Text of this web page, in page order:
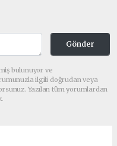
Gönder
bulunuyor ve
ilgili doğrudan veya
Yazılan tüm yorumlardan